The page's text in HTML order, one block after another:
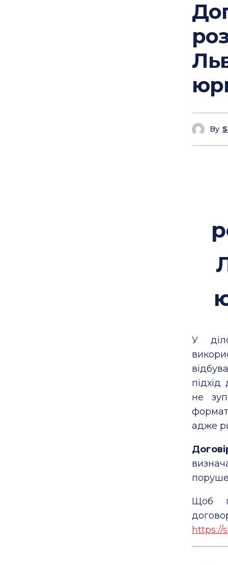
By
У
не
адже
Щоб
https://